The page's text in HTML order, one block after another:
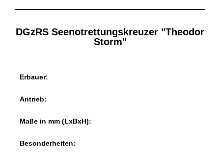
DGzRS Seenotrettungskreuzer "Theodor
Storm"
Erbauer:
Antrieb:
Maße in mm (LxBxH):
Besonderheiten: